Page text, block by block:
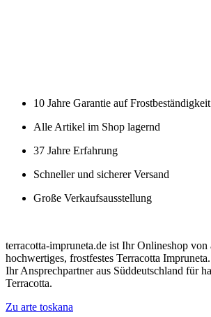
10 Jahre Garantie auf Frostbeständigkeit
Alle Artikel im Shop lagernd
37 Jahre Erfahrung
Schneller und sicherer Versand
Große Verkaufsausstellung
terracotta-impruneta.de ist Ihr Onlineshop von
hochwertiges, frostfestes Terracotta
Ihr Ansprechpartner aus Süddeutschland für
Terracotta.
Zu arte toskana